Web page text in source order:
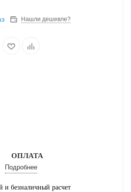
Нашли дешевле?
ОПЛАТА
Подробнее
и безналичный расчет